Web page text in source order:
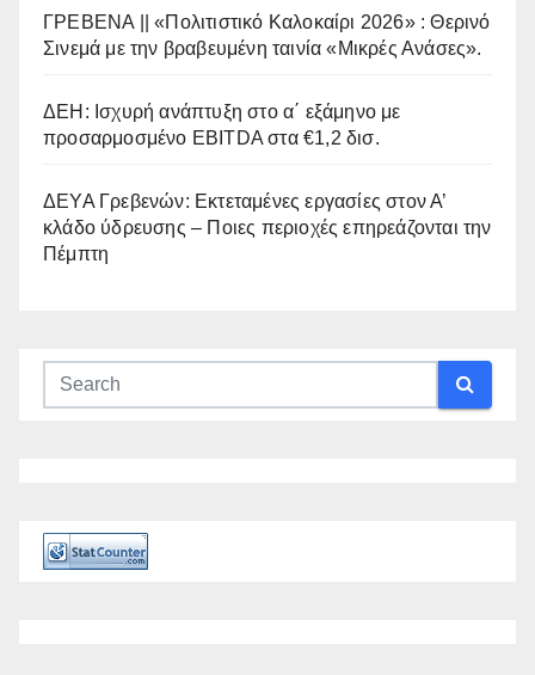
ΓΡΕΒΕΝΑ || «Πολιτιστικό Καλοκαίρι 2026» : Θερινό
Σινεμά με την βραβευμένη ταινία «Μικρές Ανάσες».
ΔΕΗ: Ισχυρή ανάπτυξη στο α΄ εξάμηνο με
προσαρμοσμένο EBITDA στα €1,2 δισ.
ΔΕΥΑ Γρεβενών: Εκτεταμένες εργασίες στον Α’
κλάδο ύδρευσης – Ποιες περιοχές επηρεάζονται την
Πέμπτη